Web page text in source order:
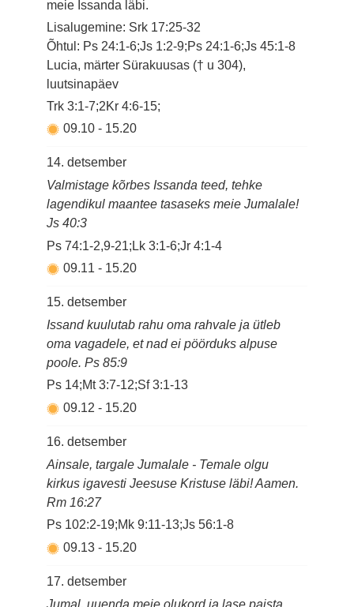
meie Issanda läbi.
Lisalugemine: Srk 17:25-32
Õhtul: Ps 24:1-6;Js 1:2-9;Ps 24:1-6;Js 45:1-8
Lucia, märter Sürakuusas († u 304),
luutsinapäev
Trk 3:1-7;2Kr 4:6-15;
09.10- 15.20
14. detsember
Valmistage kõrbes Issanda teed, tehke
lagendikul maantee tasaseks meie Jumalale!
Js 40:3
Ps 74:1-2,9-21;Lk 3:1-6;Jr 4:1-4
09.11- 15.20
15. detsember
Issand kuulutab rahu oma rahvale ja ütleb
oma vagadele, et nad ei pöörduks alpuse
poole. Ps 85:9
Ps 14;Mt 3:7-12;Sf 3:1-13
09.12- 15.20
16. detsember
Ainsale, targale Jumalale - Temale olgu
kirkus igavesti Jeesuse Kristuse läbi! Aamen.
Rm 16:27
Ps 102:2-19;Mk 9:11-13;Js 56:1-8
09.13- 15.20
17. detsember
Jumal, uuenda meie olukord ja lase paista